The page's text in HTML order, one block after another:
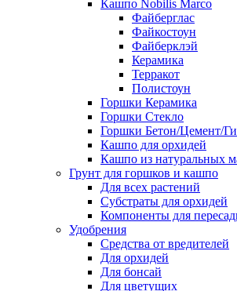
Кашпо Nobilis Marco
Файберглас
Файкостоун
Файберклэй
Керамика
Терракот
Полистоун
Горшки Керамика
Горшки Стекло
Горшки Бетон/Цемент/
Кашпо для орхидей
Кашпо из натуральных
Грунт для горшков и кашпо
Для всех растений
Субстраты для орхидей
Компоненты для
Удобрения
Средства от вредителей
Для орхидей
Для бонсай
Для цветущих